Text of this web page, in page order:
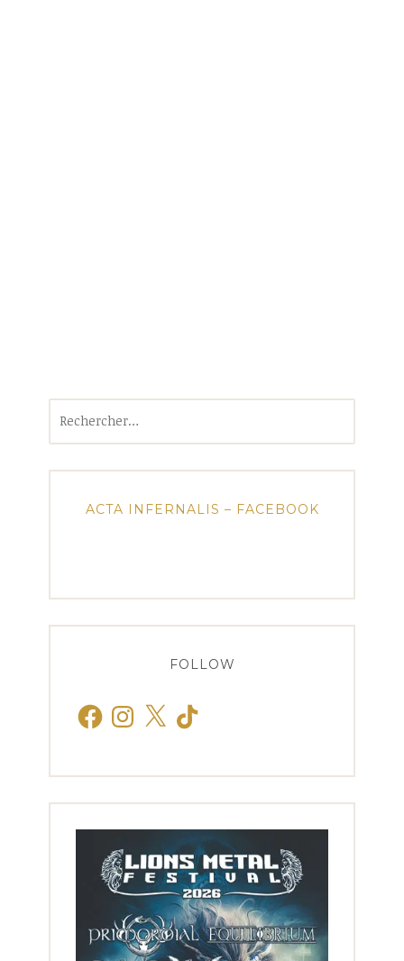
ACTA INFERNALIS – FACEBOOK
FOLLOW
FacebookInstagram
X TikTok